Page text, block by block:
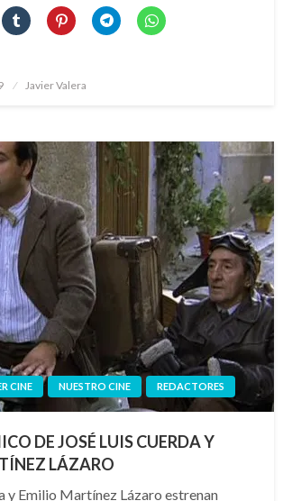
Javier Valera
CINE NUESTRO CINE REDACTORES
DE JOSÉ LUIS CUERDA Y
LÁZARO
y Emilio Martínez Lázaro estrenan